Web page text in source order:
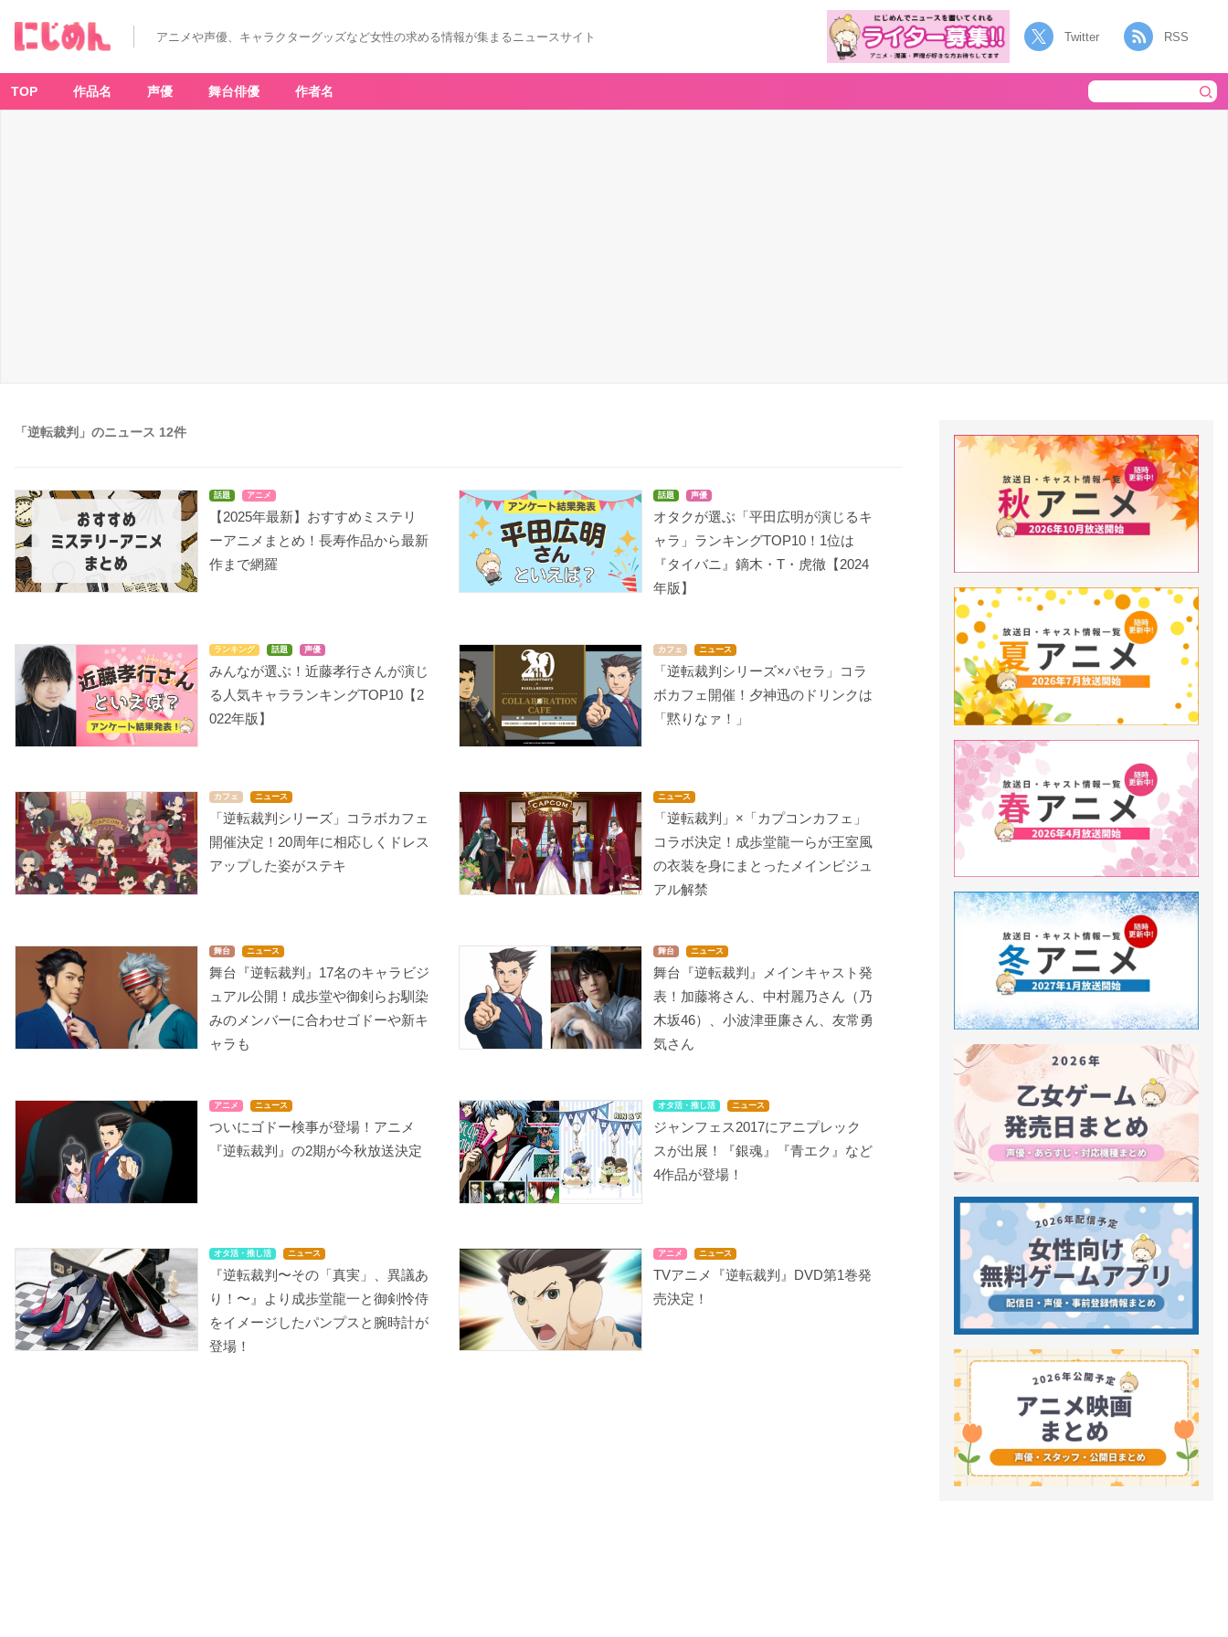
アニメや声優、キャラクターグッズなど女性の求める情報が集まるニュースサイト Twitter RSS
TOP 作品名 声優 舞台俳優 作者名
「逆転裁判」のニュース 12件
話題 アニメ
【2025年最新】おすすめミステリ
ーアニメまとめ！長寿作品から最新
作まで網羅
話題 声優
オタクが選ぶ「平田広明が演じるキ
ャラ」ランキングTOP10！1位は
『タイバニ』鏑木・T・虎徹【2024
年版】
ランキング 話題 声優
みんなが選ぶ！近藤孝行さんが演じ
る人気キャラランキングTOP10【2
022年版】
カフェ ニュース
「逆転裁判シリーズ×パセラ」コラ
ボカフェ開催！夕神迅のドリンクは
「黙りなァ！」
カフェ ニュース
「逆転裁判シリーズ」コラボカフェ
開催決定！20周年に相応しくドレス
アップした姿がステキ
ニュース
「逆転裁判」×「カプコンカフェ」
コラボ決定！成歩堂龍一らが王室風
の衣装を身にまとったメインビジュ
アル解禁
舞台 ニュース
舞台『逆転裁判』17名のキャラビジ
ュアル公開！成歩堂や御剣らお馴染
みのメンバーに合わせゴドーや新キ
ャラも
舞台 ニュース
舞台『逆転裁判』メインキャスト発
表！加藤将さん、中村麗乃さん（乃
木坂46）、小波津亜廉さん、友常勇
気さん
アニメ ニュース
ついにゴドー検事が登場！アニメ
『逆転裁判』の2期が今秋放送決定
オタ活・推し活 ニュース
ジャンフェス2017にアニプレック
スが出展！『銀魂』『青エク』など
4作品が登場！
オタ活・推し活 ニュース
『逆転裁判〜その「真実」、異議あ
り！〜』より成歩堂龍一と御剣怜侍
をイメージしたパンプスと腕時計が
登場！
アニメ ニュース
TVアニメ『逆転裁判』DVD第1巻発
売決定！